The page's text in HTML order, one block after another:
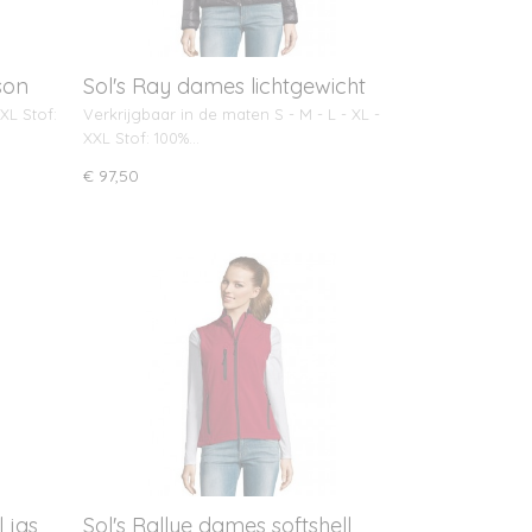
Stof:
Sol's Ray dames lichtgewicht
jas
Verkrijgbaar in de maten S - M - L - XL -
XXL Stof: 100%…
€ 97,50
jas
Sol's Rallye dames softshell